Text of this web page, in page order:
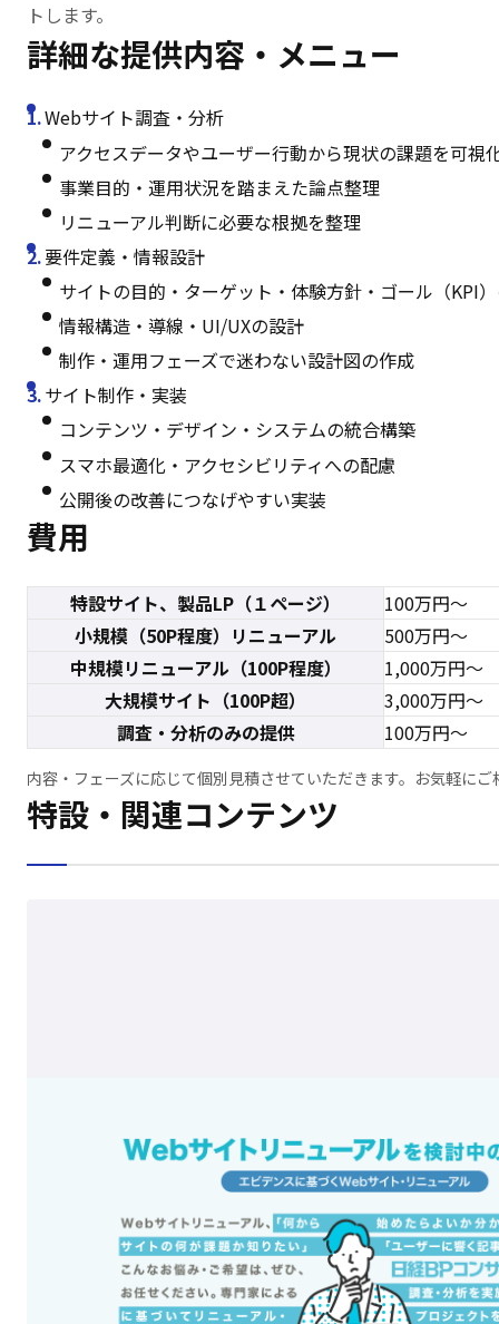
トします。
詳細な提供内容・ メニュー
Webサイト調査・分析
アクセスデータやユーザー行動から現状の課題を可視
事業目的・運用状況を踏まえた論点整理
リニューアル判断に必要な根拠を整理
要件定義・情報設計
サイトの目的・ターゲット・体験方針・ゴール（KPI
情報構造・導線・UI/UXの設計
制作・運用フェーズで迷わない設計図の作成
サイト制作・実装
コンテンツ・デザイン・システムの統合構築
スマホ最適化・アクセシビリティへの配慮
公開後の改善につなげやすい実装
費用
特設サイト、製品LP（１ページ）
100万円～
小規模（50P程度）リニューアル
500万円～
中規模リニューアル（100P程度）
1,000万円～
大規模サイト（100P超）
3,000万円～
調査・分析のみの提供
100万円～
内容・フェーズに応じて個別見積させていただきます。お気軽にご
特設・関連コンテンツ